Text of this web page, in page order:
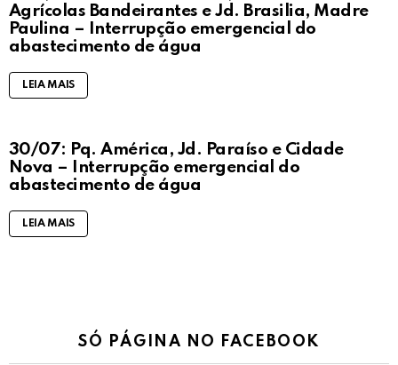
Agrícolas Bandeirantes e Jd. Brasilia, Madre
Paulina – Interrupção emergencial do
abastecimento de água
LEIA MAIS
30/07: Pq. América, Jd. Paraíso e Cidade
Nova – Interrupção emergencial do
abastecimento de água
LEIA MAIS
SÓ PÁGINA NO FACEBOOK